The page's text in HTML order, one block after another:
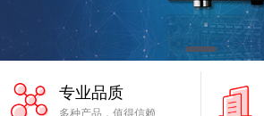
专业品质
多种产品，值得信赖